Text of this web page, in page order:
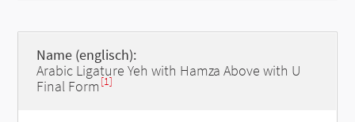
Name (englisch):
Arabic Ligature Yeh with Hamza Above with U
Final Form [1]